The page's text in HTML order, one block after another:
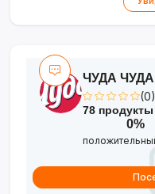
ЧУДА ЧУДА
(0)
78 продукты
0%